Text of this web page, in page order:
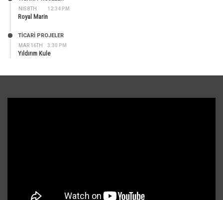
NIS 8TH 12:34 PM
Royal Marin
MAR 16TH 3:30 PM
TİCARİ PROJELER
Yıldırım Kule